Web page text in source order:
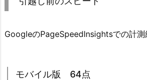
GoogleのPageSpeedInsightsでの計測
モバイル版 64点